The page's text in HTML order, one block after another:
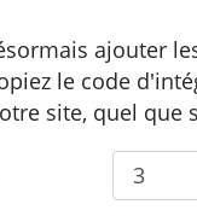
ajouter
le code
site, quel que